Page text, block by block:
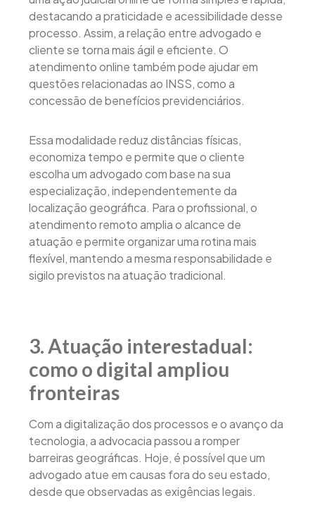
destacando a praticidade e acessibilidade desse
processo. Assim, a relação entre advogado e
cliente se torna mais ágil e eficiente. O
atendimento online também pode ajudar em
questões relacionadas ao INSS, como a
concessão de benefícios previdenciários.
Essa modalidade reduz distâncias físicas,
economiza tempo e permite que o cliente
escolha um advogado com base na sua
especialização, independentemente da
localização geográfica. Para o profissional, o
atendimento remoto amplia o alcance de
atuação e permite organizar uma rotina mais
flexível, mantendo a mesma responsabilidade e
sigilo previstos na atuação tradicional.
3. Atuação interestadual:
como o digital ampliou
fronteiras
Com a digitalização dos processos e o avanço da
tecnologia, a advocacia passou a romper
barreiras geográficas. Hoje, é possível que um
advogado atue em causas fora do seu estado,
desde que observadas as exigências legais.